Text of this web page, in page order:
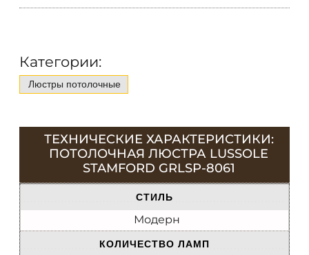
Категории:
Люстры потолочные
ТЕХНИЧЕСКИЕ ХАРАКТЕРИСТИКИ:
ПОТОЛОЧНАЯ ЛЮСТРА LUSSOLE
STAMFORD GRLSP-8061
СТИЛЬ
Модерн
КОЛИЧЕСТВО ЛАМП